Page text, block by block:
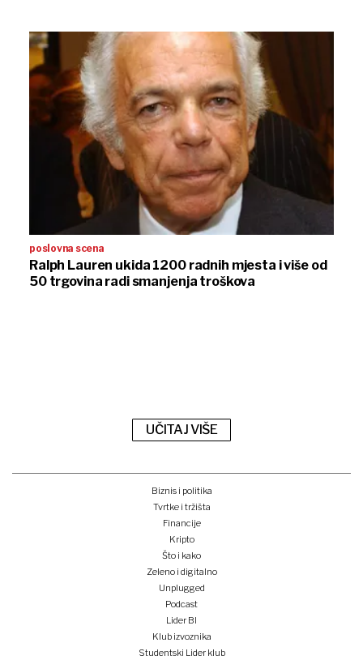
poslovna scena
Ralph Lauren ukida 1200 radnih mjesta i više od
50 trgovina radi smanjenja troškova
UČITAJ VIŠE
Biznis i politika
Tvrtke i tržišta
Financije
Kripto
Što i kako
Zeleno i digitalno
Unplugged
Podcast
Lider BI
Klub izvoznika
Studentski Lider klub